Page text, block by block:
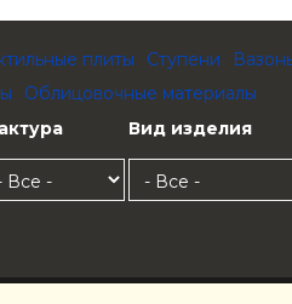
плиты Ступени
Облицовочные материалы
Вид изделия